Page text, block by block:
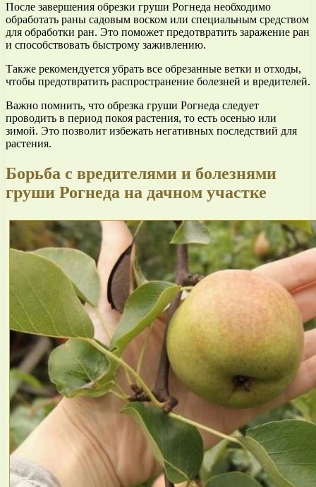
После завершения обрезки груши Рогнеда необходимо
обработать раны садовым воском или специальным средством
для обработки ран. Это поможет предотвратить заражение ран
и способствовать быстрому заживлению.
Также рекомендуется убрать все обрезанные ветки и отходы,
чтобы предотвратить распространение болезней и вредителей.
Важно помнить, что обрезка груши Рогнеда следует
проводить в период покоя растения, то есть осенью или
зимой. Это позволит избежать негативных последствий для
растения.
Борьба с вредителями и болезнями
груши Рогнеда на дачном участке